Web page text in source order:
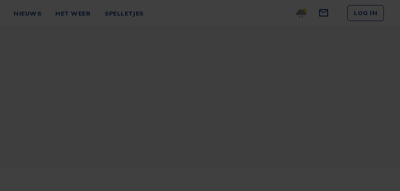
NIEUWS HET WEER SPELLETJES LOG IN